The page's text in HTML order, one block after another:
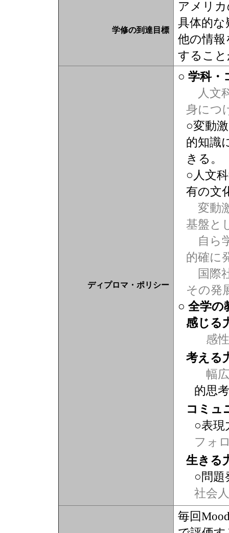
学修の到達目標
アメリ
具体的
他の情報
するこ
ディプロマ・ポリシー
○ 学科・
人文
身につ
○変動
的知識
きる。
○人文
有の文
変動
基盤と
自ら
的確に
国際
その発
○ 全学の
感じる
感性
考える
幅
的思
コミュ
○表現
フォ
生きる
○問題
社会
毎回